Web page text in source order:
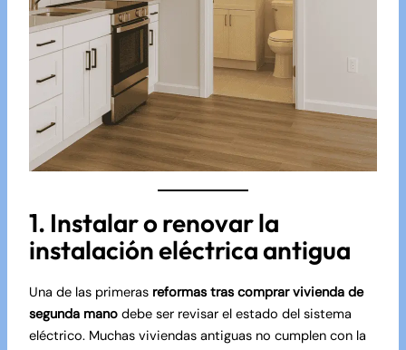
1. Instalar o renovar la
instalación eléctrica antigua
Una de las primeras reformas tras comprar vivienda de
segunda manodebe ser revisar el estado del sistema
eléctrico. Muchas viviendas antiguas no cumplen con la